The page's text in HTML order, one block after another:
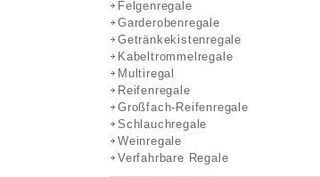
Felgenregale
Garderobenregale
Getränkekistenregale
Kabeltrommelregale
Multiregal
Reifenregale
Großfach-Reifenregale
Schlauchregale
Weinregale
Verfahrbare Regale